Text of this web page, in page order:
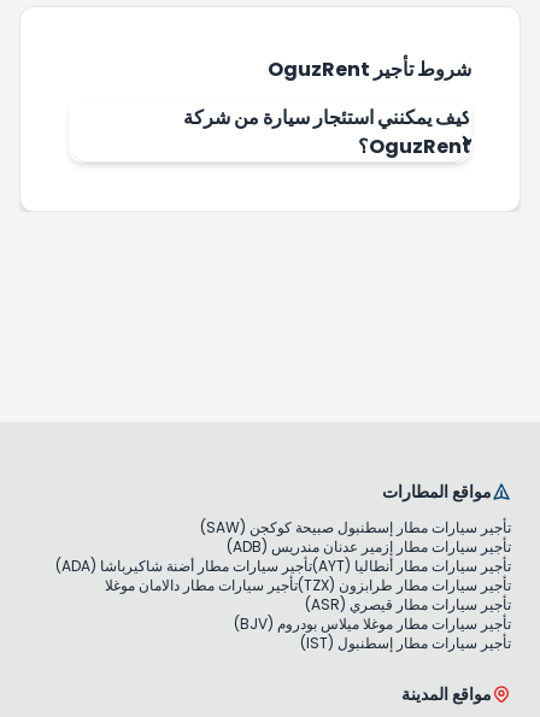
شروط تأجير OguzRent
كيف يمكنني استئجار سيارة من شركة
OguzRent؟
مواقع المطارات
تأجير سيارات مطار إسطنبول صبيحة كوكجن (SAW)
تأجير سيارات مطار إزمير عدنان مندريس (ADB)
تأجير سيارات مطار أنطاليا (AYT)
تأجير سيارات مطار أضنة شاكيرباشا (ADA)
تأجير سيارات مطار طرابزون (TZX)
تأجير سيارات مطار دالامان موغلا
تأجير سيارات مطار قيصري (ASR)
تأجير سيارات مطار موغلا ميلاس بودروم (BJV)
تأجير سيارات مطار إسطنبول (IST)
مواقع المدينة